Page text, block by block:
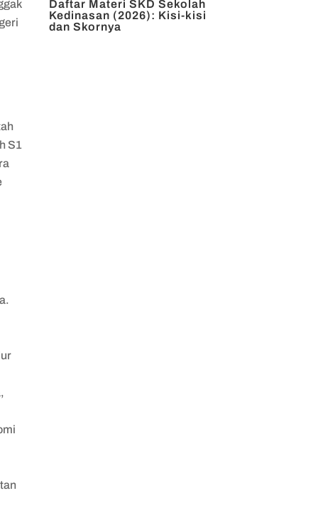
S1
Daftar Materi SKD Sekolah
Kedinasan (2026): Kisi-kisi
dan Skornya